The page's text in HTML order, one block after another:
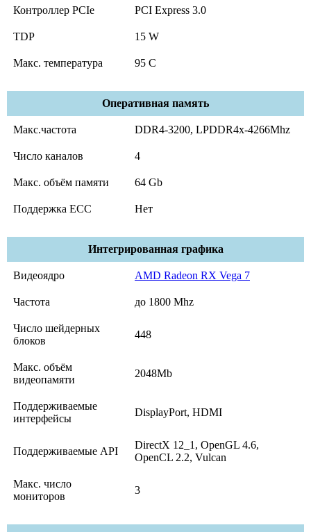
Контроллер PCIe PCI Express 3.0
TDP 15 W
Макс. температура 95 C
Оперативная память
Макс.частота DDR4-3200, LPDDR4x-4266Mhz
Число каналов 4
Макс. объём памяти 64 Gb
Поддержка ECC Нет
Интегрированная графика
Видеоядро AMD Radeon RX Vega 7
Частота до 1800 Mhz
Число шейдерных
блоков
448
Макс. объём
видеопамяти
2048Mb
Поддерживаемые
интерфейсы
DisplayPort, HDMI
Поддерживаемые API
DirectX 12_1, OpenGL 4.6,
OpenCL 2.2, Vulcan
Макс. число
мониторов
3